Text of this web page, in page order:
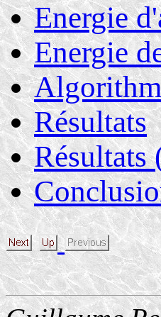
Energie
Energie
Résultats
Résultats